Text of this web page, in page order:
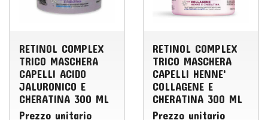
RETINOL COMPLEX
TRICO MASCHERA
CAPELLI ACIDO
JALURONICO E
CHERATINA 300 ML
Prezzo unitario
RETINOL COMPLEX
TRICO MASCHERA
CAPELLI HENNE'
COLLAGENE E
CHERATINA 300 ML
Prezzo unitario